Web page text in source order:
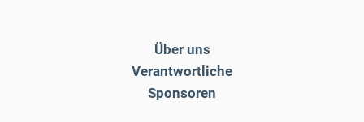
Über uns
Verantwortliche
Sponsoren